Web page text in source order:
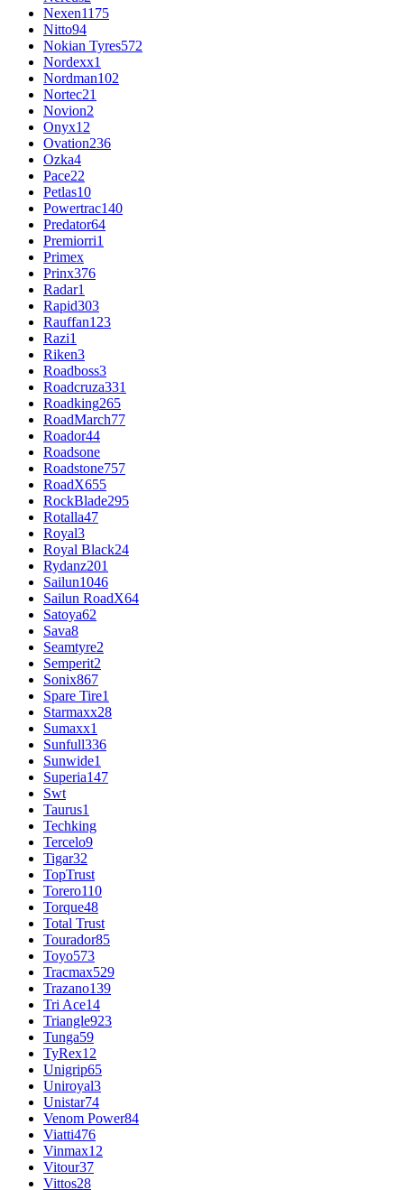
Nexen1175
Nitto94
Nokian Tyres572
Nordexx1
Nordman102
Nortec21
Novion2
Onyx12
Ovation236
Ozka4
Pace22
Petlas10
Powertrac140
Predator64
Premiorri1
Primex
Prinx376
Radar1
Rapid303
Rauffan123
Razi1
Riken3
Roadboss3
Roadcruza331
Roadking265
RoadMarch77
Roador44
Roadsone
Roadstone757
RoadX655
RockBlade295
Rotalla47
Royal3
Royal Black24
Rydanz201
Sailun1046
Sailun RoadX64
Satoya62
Sava8
Seamtyre2
Semperit2
Sonix867
Spare Tire1
Starmaxx28
Sumaxx1
Sunfull336
Sunwide1
Superia147
Swt
Taurus1
Techking
Tercelo9
Tigar32
TopTrust
Torero110
Torque48
Total Trust
Tourador85
Toyo573
Tracmax529
Trazano139
Tri Ace14
Triangle923
Tunga59
TyRex12
Unigrip65
Uniroyal3
Unistar74
Venom Power84
Viatti476
Vinmax12
Vitour37
Vittos28